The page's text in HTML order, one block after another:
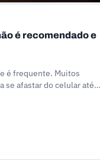
é recomendado e
é frequente. Muitos
se afastar do celular até